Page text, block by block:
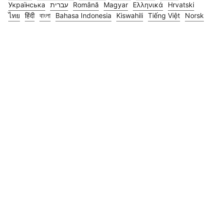
Українська
עברית Română Magyar Ελληνικά
Hrvatski
ไทย
हिंदी বাংলা Bahasa Indonesia Kiswahili Tiếng Việt Norsk